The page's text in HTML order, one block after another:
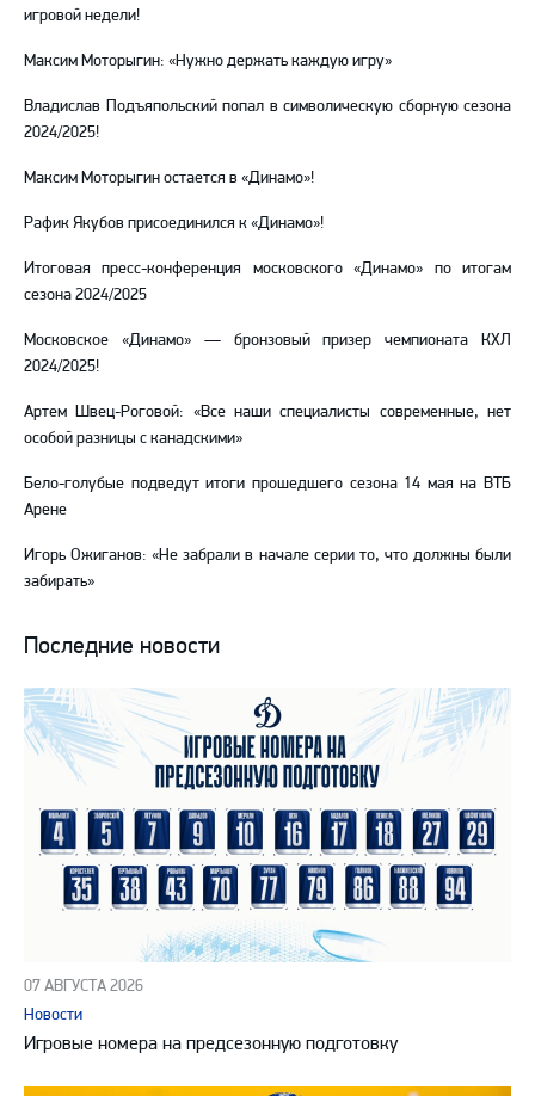
игровой недели!
Максим Моторыгин: «Нужно держать каждую игру»
Владислав Подъяпольский попал в символическую сборную сезона
2024/2025!
Максим Моторыгин остается в «Динамо»!
Рафик Якубов присоединился к «Динамо»!
Итоговая пресс-конференция московского «Динамо» по итогам
сезона 2024/2025
Московское «Динамо» — бронзовый призер чемпионата КХЛ
2024/2025!
Артем Швец-Роговой: «Все наши специалисты современные, нет
особой разницы с канадскими»
Бело-голубые подведут итоги прошедшего сезона 14 мая на ВТБ
Арене
Игорь Ожиганов: «Не забрали в начале серии то, что должны были
забирать»
Последние новости
07 АВГУСТА 2026
Новости
Игровые номера на предсезонную подготовку